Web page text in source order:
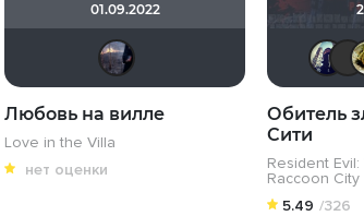
01.09.2022
Любовь на вилле
Love in the Villa
нет оценки
Обитель
Сити
Resident
Raccoon City
5.49 /326